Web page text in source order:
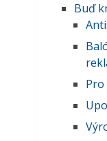
Buď